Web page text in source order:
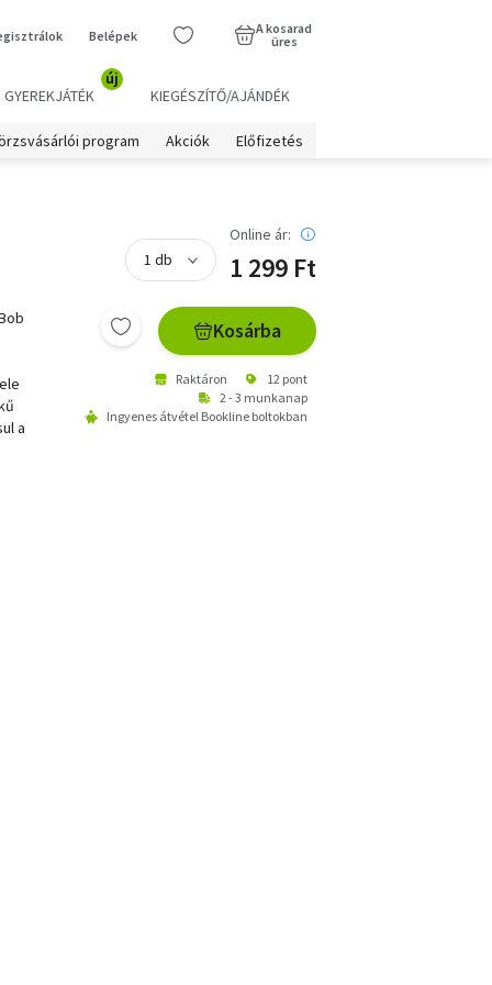
Belépek
A kosarad
üres
GYEREKJÁTÉK
új
KIEGÉSZÍTŐ/AJÁNDÉK
program Akciók Előfizetés
a
Online ár:
1 299 Ft
Kosárba
Raktáron
12 pont
2 - 3 munkanap
Ingyenes átvétel Bookline boltokban